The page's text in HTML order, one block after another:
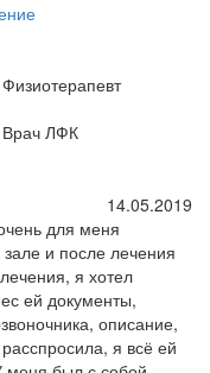
Врач ЛФК
14.05.2019
для меня
и после лечения
я хотел
ей документы,
описание,
я всё ей